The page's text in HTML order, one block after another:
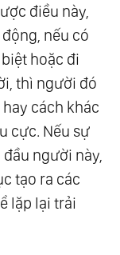
Năng
Vũ Trụ Cơ
Số Của
Của Vũ Trụ
Động Của
điều này,
nếu có
hoặc đi
thì người đó
cách khác
cực. Nếu sự
người này,
tạo ra các
lặp lại trải